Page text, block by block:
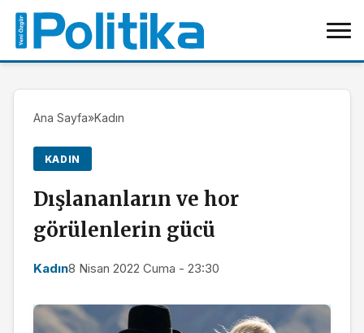
Ana Sayfa»Kadın
KADIN
Dışlananların ve hor
görülenlerin gücü
Kadın8 Nisan 2022 Cuma - 23:30